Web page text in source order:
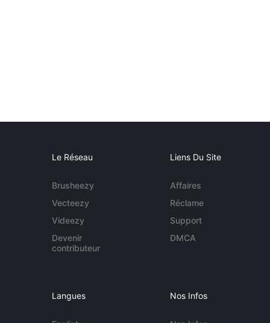
Le Réseau
Brusheezy
Vecteezy
Videezy
Devenir
contributeur
Liens Du Site
Affaires
Réclame
Support
DMCA
Langues Nos Infos